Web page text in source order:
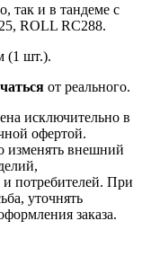
так и в тандеме с
ROLL RC288.
(1 шт.).
от реального.
исключительно в
офертой.
изменять внешний
и потребителей. При
уточнять
заказа.